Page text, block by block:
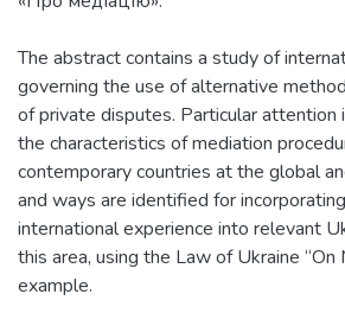
The abstract contains a study of
governing the use of alternative
of private disputes. Particular attention
the characteristics of mediation
contemporary countries at the global
and ways are identified for
international experience into relevant
this area, using the Law of Ukraine “On
example.